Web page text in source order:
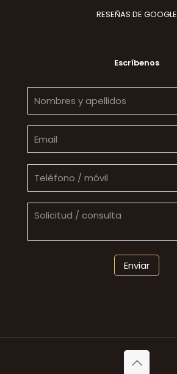
RESEÑAS DE GOOGLE
Escríbenos